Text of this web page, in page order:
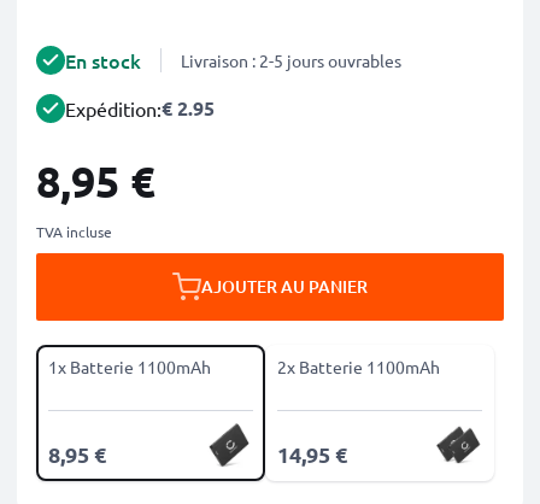
En stock Livraison : 2-5 jours ouvrables
Expédition:€ 2.95
8,95 €
TVA incluse
AJOUTER AU PANIER
1x Batterie 1100mAh
8,95 €
2x Batterie 1100mAh
14,95 €